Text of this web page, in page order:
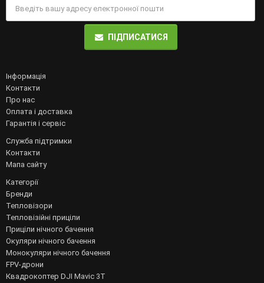
ПІДПИСАТИСЯ
Інформація
Контакти
Про нас
Оплата і доставка
Гарантія і сервіс
Служба підтримки
Контакти
Мапа сайту
Категорії
Бренди
Тепловізори
Тепловізійні приціли
Приціли нічного бачення
Окуляри нічного бачення
Монокуляри нічного бачення
FPV-дрони
Квадрокоптер DJI Mavic 3T